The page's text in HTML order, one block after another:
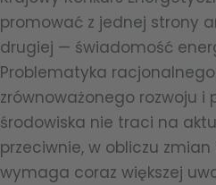
promować z jednej strony
drugiej — świadomość
Problematyka
zrównoważonego rozwoju i
środowiska nie traci na
przeciwnie, w obliczu
wymaga coraz większej